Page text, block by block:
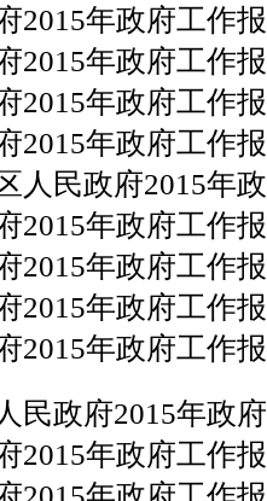
2015年政府工作
2015年政府工作
2015年政府工作
2015年政府工作
人民政府2015年
2015年政府工作
2015年政府工作
2015年政府工作
2015年政府工作
民政府2015年政
2015年政府工作